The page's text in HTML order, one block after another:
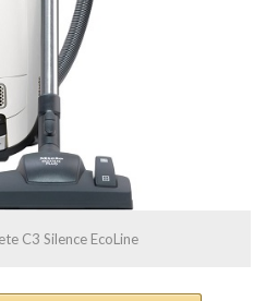
C3 Silence EcoLine